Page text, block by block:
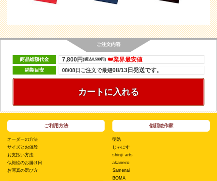
ご注文内容
商品総額代金 👑業界最安値
7,800円(税込8,580円)
納期目安 08/08日ご注文で最短08/13日発送です。
カートに入れる
ご利用方法
オーダーの方法
サイズとお値段
お支払い方法
似顔絵のお届け日
お写真の選び方
似顔絵作家
明浩
じゃにす
shinji_arts
akaneiro
Samenai
BOMA